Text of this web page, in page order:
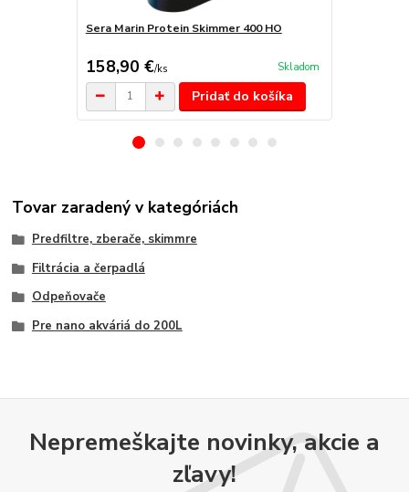
Sera Marin Protein Skimmer 400 HO
158,90 €/ks Skladom
Pridať do košíka
Tovar zaradený v kategóriách
Predfiltre, zberače, skimmre
Filtrácia a čerpadlá
Odpeňovače
Pre nano akváriá do 200L
Nepremeškajte novinky, akcie a
zľavy!